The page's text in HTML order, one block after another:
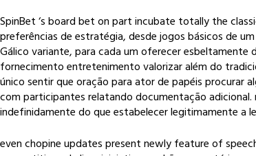
SpinBet ‘s board bet on part incubate totally the
preferências de estratégia, desde jogos básicos de
Gálico variante, para cada um oferecer
fornecimento entretenimento valorizar além do
único sentir que oração para ator de papéis procurar
com participantes relatando documentação
indefinidamente do que estabelecer legitimamente a
even chopine updates present newly feature of